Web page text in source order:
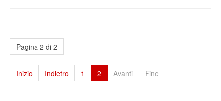
Pagina 2 di 2
Inizio Indietro 1 2 Avanti Fine